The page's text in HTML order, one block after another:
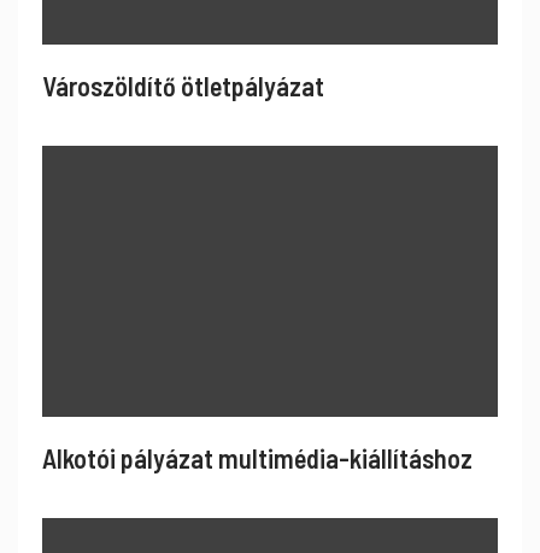
Városzöldítő ötletpályázat
Alkotói pályázat multimédia-kiállításhoz